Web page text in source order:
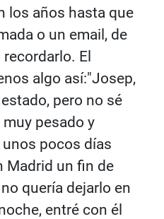
los años hasta que
o un email, de
El
algo así:"Josep,
pero no sé
pesado y
pocos días
Madrid un fin de
quería dejarlo en
entré con él